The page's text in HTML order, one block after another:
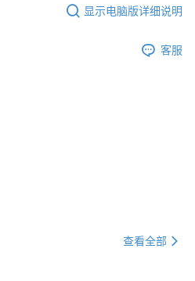
显示电脑版详细说明
客服
查看全部